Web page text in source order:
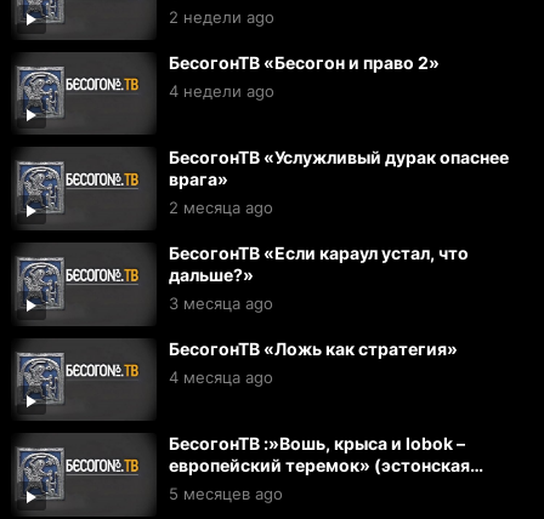
2 недели ago
БесогонТВ «Бесогон и право 2»
4 недели ago
БесогонТВ «Услужливый дурак опаснее
врага»
2 месяца ago
БесогонТВ «Если караул устал, что
дальше?»
3 месяца ago
БесогонТВ «Ложь как стратегия»
4 месяца ago
БесогонТВ :»Вошь, крыса и lobok –
европейский теремок» (эстонская
народная сказка)
5 месяцев ago